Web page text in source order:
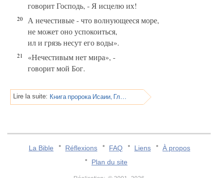
говорит Господь, - Я исцелю их!
20
А нечестивые - что волнующееся море,
не может оно успокоиться,
ил и грязь несут его воды».
21
«Нечестивым нет мира», -
говорит мой Бог.
Lire la suite: Книга пророка Исаии, Глава 58
La Bible Réflexions FAQ Liens
À propos
Plan du site